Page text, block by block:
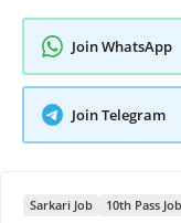
Join WhatsApp
Join Telegram
Sarkari Job 10th Pass Job